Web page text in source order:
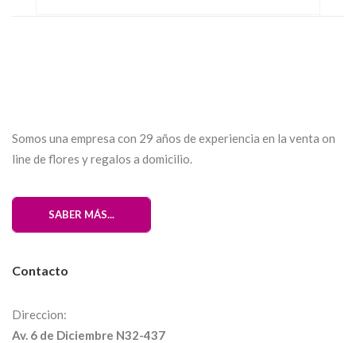
Somos una empresa con 29 años de experiencia en la venta on
line de flores y regalos a domicilio.
SABER MÁS...
Contacto
Direccion:
Av. 6 de Diciembre N32-437